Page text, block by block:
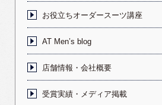
お役立ちオーダースーツ講座
AT Men’s blog
店舗情報・会社概要
受賞実績・メディア掲載